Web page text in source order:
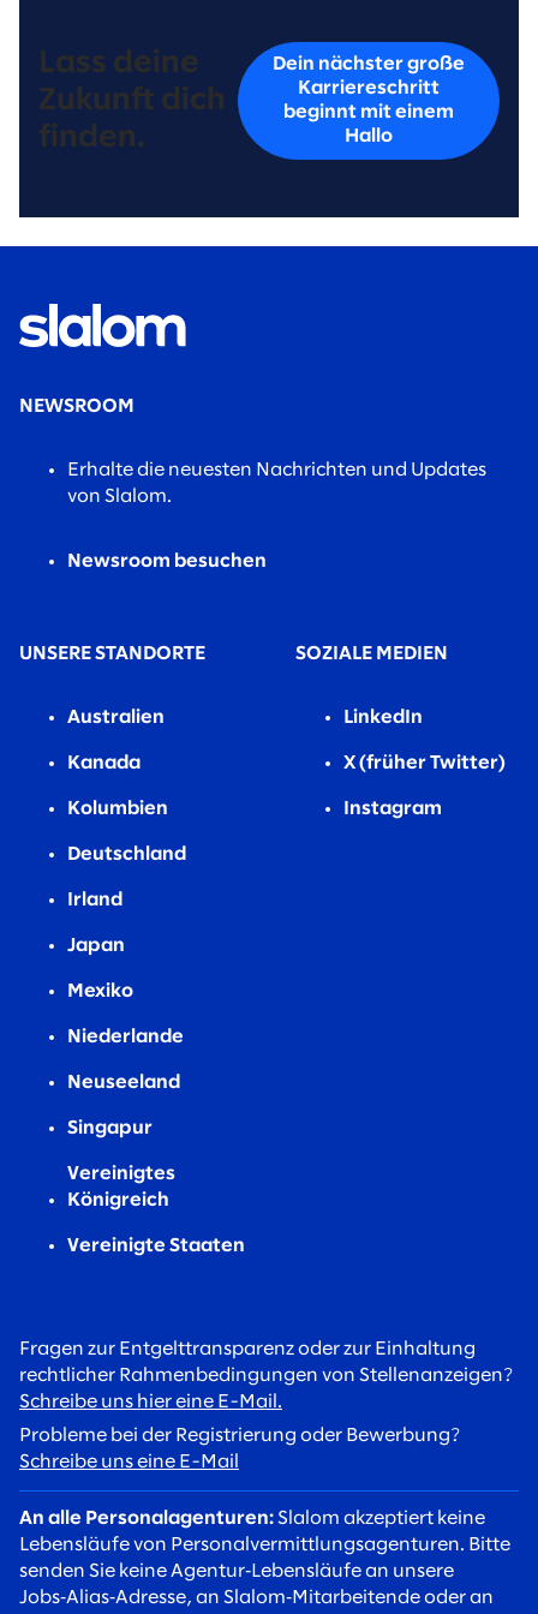
Lass deine
Zukunft dich
finden.
Dein nächster große
Karriereschritt
beginnt mit einem
Hallo
NEWSROOM
Erhalte die neuesten Nachrichten und Updates
von Slalom.
Newsroom besuchen
UNSERE STANDORTE
Australien
Kanada
Kolumbien
Deutschland
Irland
Japan
Mexiko
Niederlande
Neuseeland
Singapur
Vereinigtes
Königreich
Vereinigte Staaten
SOZIALE MEDIEN
LinkedIn
X (früher Twitter)
Instagram
Fragen zur Entgelttransparenz oder zur Einhaltung
rechtlicher Rahmenbedingungen von Stellenanzeigen?
Schreibe uns hier eine E-Mail.
Probleme bei der Registrierung oder Bewerbung?
Schreibe uns eine E-Mail
An alle Personalagenturen: Slalom akzeptiert keine
Lebensläufe von Personalvermittlungsagenturen. Bitte
senden Sie keine Agentur‑Lebensläufe an unsere
Jobs‑Alias‑Adresse, an Slalom‑Mitarbeitende oder an